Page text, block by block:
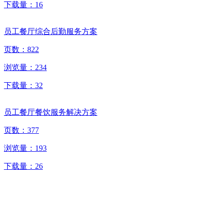
下载量： 16
员工餐厅综合后勤服务方案
页数： 822
浏览量： 234
下载量： 32
员工餐厅餐饮服务解决方案
页数： 377
浏览量： 193
下载量： 26